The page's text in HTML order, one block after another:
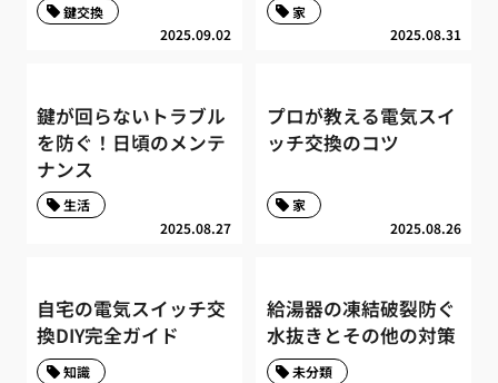
2025.09.02
鍵交換
2025.08.31
家
鍵が回らないトラブル
を防ぐ！日頃のメンテ
ナンス
2025.08.27
生活
プロが教える電気スイ
ッチ交換のコツ
2025.08.26
家
自宅の電気スイッチ交
換DIY完全ガイド
知識
給湯器の凍結破裂防ぐ
水抜きとその他の対策
未分類